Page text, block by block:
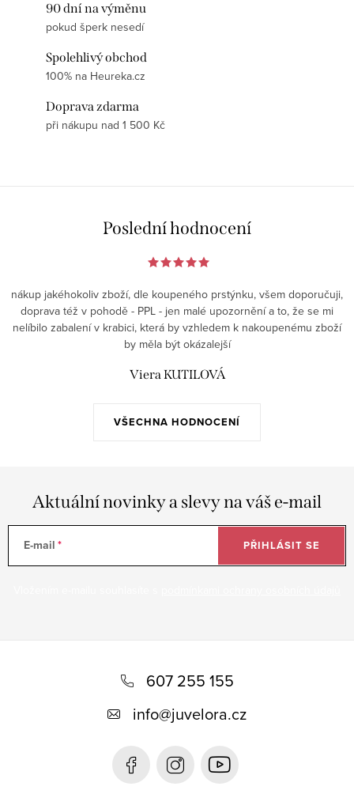
90 dní na výměnu
pokud šperk nesedí
Spolehlivý obchod
100% na Heureka.cz
Doprava zdarma
při nákupu nad 1 500 Kč
Poslední hodnocení
VŠECHNA HODNOCENÍ
nákup jakéhokoliv zboží, dle koupeného prstýnku, všem doporučuji,
doprava též v pohodě - PPL - jen malé upozornění a to, že se mi
nelíbilo zabalení v krabici, která by vzhledem k nakoupenému zboží
by měla být okázalejší
Viera KUTILOVÁ
Aktuální novinky a slevy na váš e-mail
E-mail PŘIHLÁSIT SE
607 255 155
info@juvelora.cz